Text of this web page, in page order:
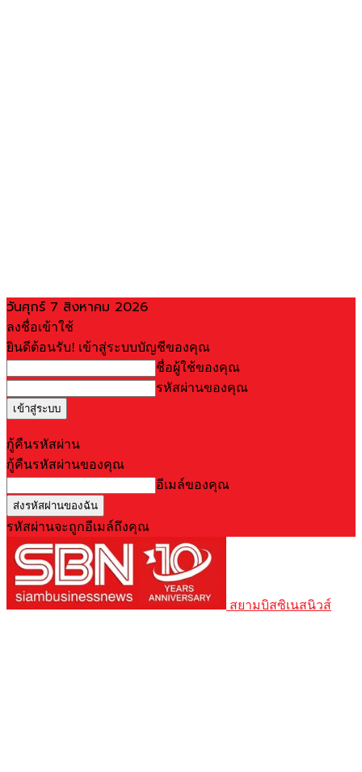
วันศุกร์ 7 สิงหาคม 2026
ลงชื่อเข้าใช้
ยินดีต้อนรับ! เข้าสู่ระบบบัญชีของคุณ
ชื่อผู้ใช้ของคุณ
รหัสผ่านของคุณ
กู้คืนรหัสผ่าน
กู้คืนรหัสผ่านของคุณ
อีเมล์ของคุณ
รหัสผ่านจะถูกอีเมล์ถึงคุณ
สยามบิสซิเนสนิวส์